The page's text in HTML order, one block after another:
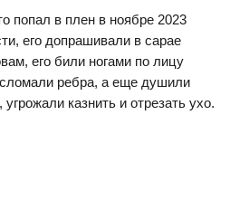
попал в плен в ноябре 2023
его допрашивали в сарае
его били ногами по лицу
сломали ребра, а еще душили
казнить и отрезать ухо.